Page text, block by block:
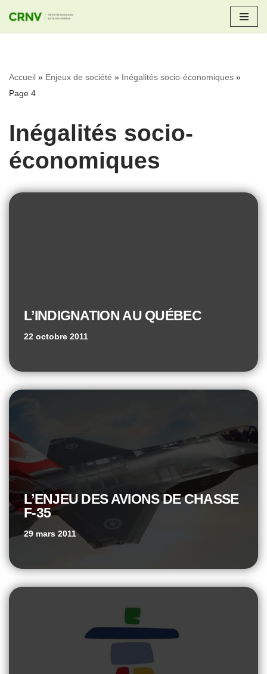
Aller
Accueil » Enjeux de société » Inégalités socio-économiques »
Page 4
Inégalités socio-
économiques
L’INDIGNATION AU QUÉBEC
22 octobre 2011
L’ENJEU DES AVIONS DE CHASSE
F-35
29 mars 2011